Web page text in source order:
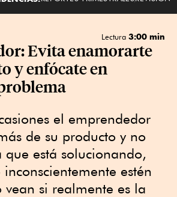
Lectura 3:00 min
Evita enamorarte
y enfócate en
el emprendedor
de su producto y no
está solucionando,
estén
vean si realmente es la